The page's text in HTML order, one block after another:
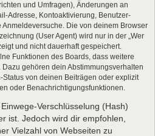
und Umfragen), Änderungen an
Adresse, Kontoaktivierung, Benutzer-
Anmeldeversuche. Die von deinem Browser
(User Agent) wird nur in der „Wer
und nicht dauerhaft gespeichert.
Funktionen des Boards, dass weitere
gehören dein Abstimmungsverhalten
Status von deinen Beiträgen oder explizit
oder Benachrichtigungsfunktionen.
Verschlüsselung (Hash)
ist. Jedoch wird dir empfohlen,
Vielzahl von Webseiten zu